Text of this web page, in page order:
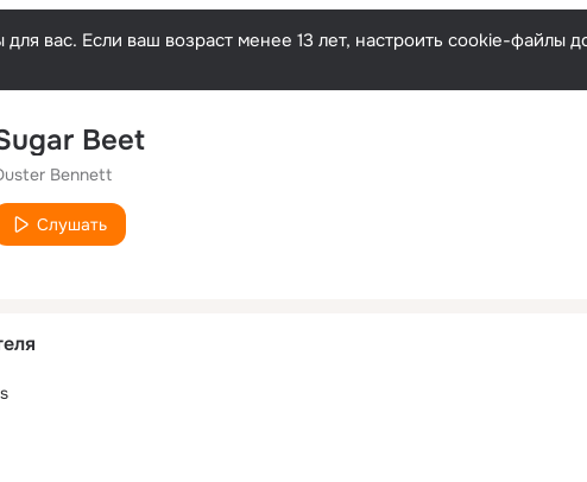
вас. Если ваш возраст менее 13 лет, настроить cookie-файлы
Beet
Bennett
Слушать